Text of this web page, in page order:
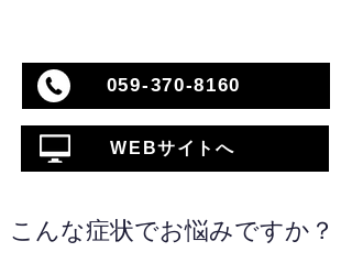
059-370-8160
WEBサイトへ
こんな症状でお悩みですか？